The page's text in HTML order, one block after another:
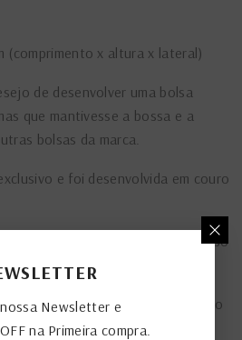
(comprimento x altura x lateral)
de desenvolver uma bolsa
que mantivesse a bossa e a
bolsas da marca.
e foi desenvolvida em couro
zíper de metal aparente, e o bolso
mais marcantes.
de altura, permite o uso tiracolo
Newsletter e
na Primeira compra.